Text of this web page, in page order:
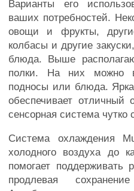
Варианты его
ваших потребностей.
овощи и фрукты,
колбасы и другие
блюда. Выше
полки. На них можно
подносы или блюда.
обеспечивает
сенсорная система чутко
Система охлаждения
холодного воздуха до
помогает поддерживать
продлевая